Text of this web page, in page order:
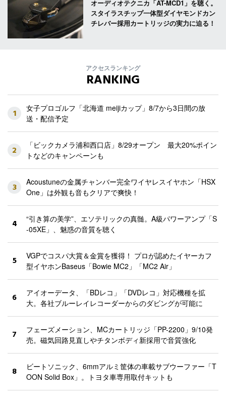
オーディオテクニカ「AT-MCD1」を聴く。
スタイラスチップ一体型ダイヤモンドカン
チレバー採用カートリッジの実力に迫る！
アクセスランキング
RANKING
1
女子プロゴルフ「北海道 meijiカップ」8/7から3日間の放
送・配信予定
2
「ビックカメラ浦和西口店」8/29オープン 最大20%ポイン
トなどのキャンペーンも
3
Acoustuneの金属チャンバー完全ワイヤレスイヤホン「HSX
One」は外観も音もクリアで爽快！
4
“引き算の美学”、エソテリックの真髄。A級パワーアンプ「S
-05XE」、魅惑の音質を聴く
5
VGPでコスパ大賞＆金賞を獲得！ プロが認めたイヤーカフ
型イヤホンBaseus「Bowie MC2」「MC2 Air」
6
アイオーデータ、「BDレコ」「DVDレコ」対応機種を拡
大。各社ブルーレイレコーダーからのダビングが可能に
7
フェーズメーション、MCカートリッジ「PP-2200」9/10発
売。磁気回路見直しやチタンボディ新採用で音質強化
8
ビートソニック、6mmアルミ筐体の車載サブウーファー「T
OON Solid Box」。トヨタ車専用取付キットも